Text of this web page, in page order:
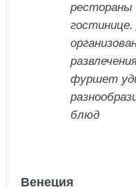
рестораны
фуршет
блюд
Венеция